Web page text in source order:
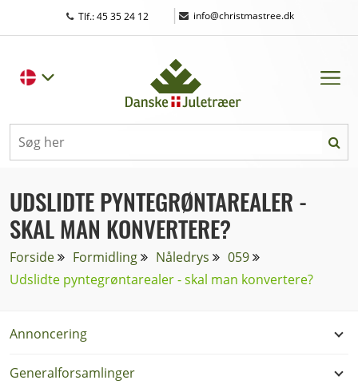
Tlf.: 45 35 24 12 | info@christmastree.dk
UDSLIDTE PYNTEGRØNTAREALER -
SKAL MAN KONVERTERE?
Forside Formidling Nåledrys
059
Udslidte pyntegrøntarealer - skal man konvertere?
Annoncering
Generalforsamlinger